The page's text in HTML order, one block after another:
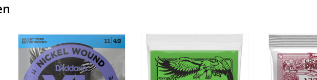
EXL115 ist die beliebte Wahl für
Spieler, die moderate Flexibilität
und einen vollen, bulligen Ton
bevorzugen.
eignen sich perfekt für 12-saitige
E-Gitarren und werden vor allem
für ihren erstklassigen Ton
Diese
Gitarrensaiten
bestehen aus
Diskantsaiten